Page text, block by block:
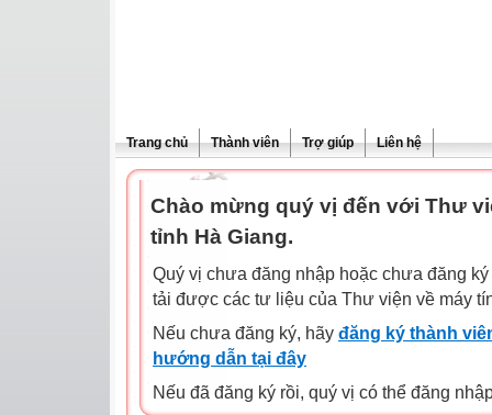
Trang chủ Thành viên Trợ giúp Liên hệ
Chào mừng quý vị đến với Thư
tỉnh Hà Giang.
Quý vị chưa đăng nhập hoặc chưa đăng
tải được các tư liệu của Thư viện về máy
Nếu chưa đăng ký, hãy đăng ký thành
hướng dẫn tại đây
Nếu đã đăng ký rồi, quý vị có thể đăng